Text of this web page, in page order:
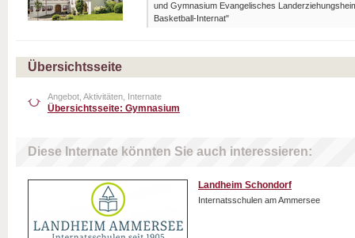
und Gymnasium Evangelisches
Basketball-Internat"
Übersichtsseite
Angebot, Aktivitäten, Internate
Übersichtsseite: Gymnasium
Diese Internate könnten Sie auch interessieren:
Landheim Schondorf
Internatsschulen am Ammersee